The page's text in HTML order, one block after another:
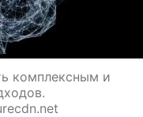
комплексным и